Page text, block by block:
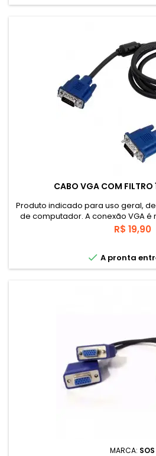
CABO VGA COM FILTRO
Produto indicado para uso geral,
de computador. A conexão VGA
das imagens provenientes de um
permite montar grandes
Preço
R$ 19,90
 A pronta
MARCA: SOS